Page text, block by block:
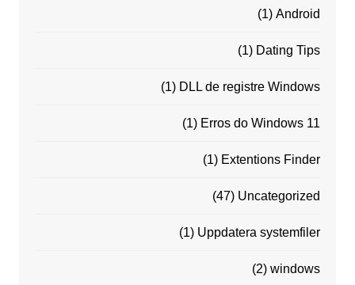
Android
(1)
Dating Tips
(1)
DLL de registre Windows
(1)
Erros do Windows 11
(1)
Extentions Finder
(1)
Uncategorized
(47)
Uppdatera systemfiler
(1)
windows
(2)